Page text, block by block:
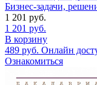
Бизнес-задачи,
1 201 руб.
1 201 руб.
В корзину
489 руб. Онлайн
Ознакомиться